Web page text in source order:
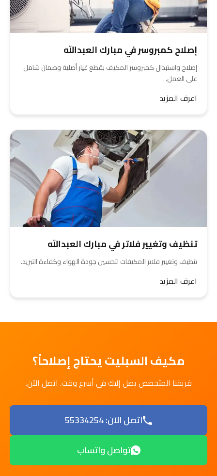
إصلاح كمبروسر في مبارك العبدالله
إصلاح واستبدال كمبروسر المكيف بقطع غيار أصلية وضمان شامل
على العمل.
اعرف المزيد
تنظيف وتغيير فلاتر في مبارك العبدالله
تنظيف وتغيير فلاتر المكيفات لتحسين جودة الهواء وكفاءة التبريد.
اعرف المزيد
مكيف السبليت يحتاج إصلاحاً؟
فريقنا المتخصص يصل إليك في أسرع وقت. اتصل الآن.
اتصل الآن: 55334254
تواصل واتساب